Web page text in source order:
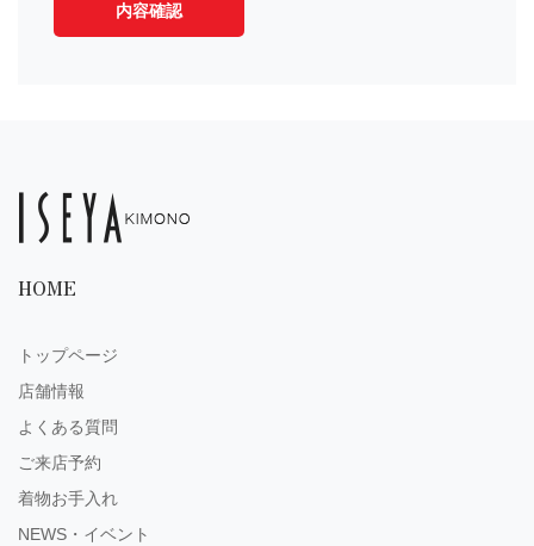
内容確認
HOME
トップページ
店舗情報
よくある質問
ご来店予約
着物お手入れ
NEWS・イベント